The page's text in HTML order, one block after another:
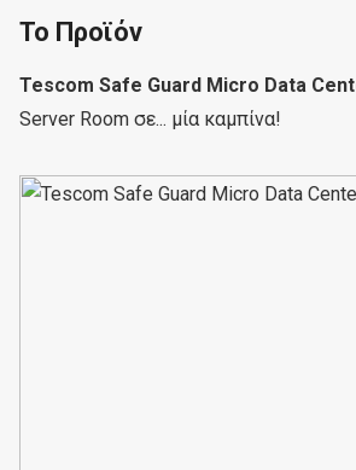
Το Προϊόν
Tescom Safe Guard Micro Data
Server Room σε... μία καμπίνα!